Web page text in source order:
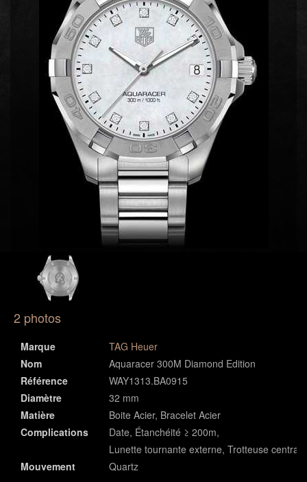
2 photos
Marque
TAG Heuer
Nom
Aquaracer 300M Diamond Edition
Référence
WAY1313.BA0915
Diamètre
32 mm
Matière
Boite Acier, Bracelet Acier
Complications
Date, Étanchéité ≥ 200m,
Lunette tournante externe, Trotteuse centrale
Mouvement
Quartz